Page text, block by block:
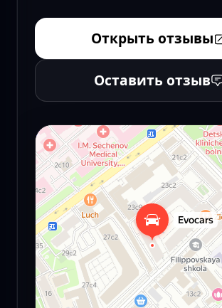
Открыть отзывы
Оставить отзыв
Эвокарс
Автосалон в Москве
Продажа автомобилей с пробегом в Москве